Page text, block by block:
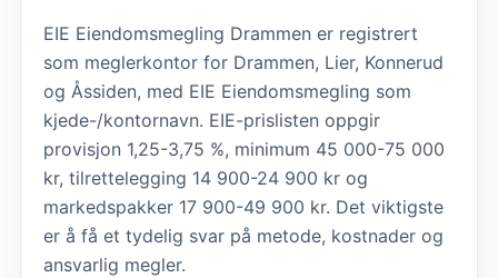
EIE Eiendomsmegling Drammen er registrert
som meglerkontor for Drammen, Lier, Konnerud
og Åssiden, med EIE Eiendomsmegling som
kjede-/kontornavn. EIE-prislisten oppgir
provisjon 1,25-3,75 %, minimum 45 000-75 000
kr, tilrettelegging 14 900-24 900 kr og
markedspakker 17 900-49 900 kr. Det viktigste
er å få et tydelig svar på metode, kostnader og
ansvarlig megler.